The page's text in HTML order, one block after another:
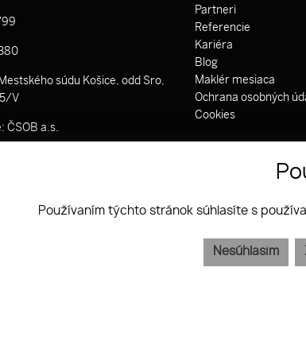
Používaním týchto stránok súhlasíte s
Nesúhlasím
súdu Košice, odd Sro,
V
ČSOB a.s.
0000 0040 3519 8801
Partneri
Referencie
Kariéra
Blog
Maklér mesiaca
Ochrana osobných
Cookies